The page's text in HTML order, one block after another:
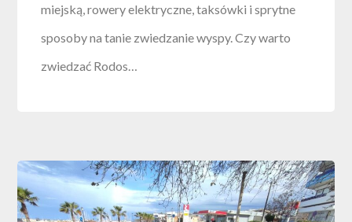
miejską, rowery elektryczne, taksówki i sprytne
sposoby na tanie zwiedzanie wyspy. Czy warto
zwiedzać Rodos…